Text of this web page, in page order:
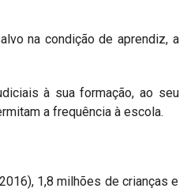
na condição de aprendiz, a
à sua formação, ao seu
a frequência à escola.
1,8 milhões de crianças e